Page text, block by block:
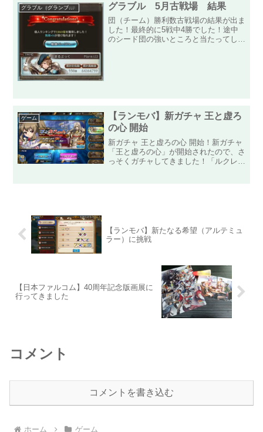
グラブル（グランブルーファンタジー） グラブル 5月古戦場 結果
団（チーム）勝利数古戦場の結果が出ま
した！最終的に5戦中4勝でした！途中
のシード団の強いところと当たってしま
ゲーム
【ランモバ】新ガチャ 王と虚ろ
の心 開始
新ガチャ 王と虚ろの心 開始！新ガチャ
「王と虚ろの心」が開始されたので、さ
っそくガチャしてきました！「ルクレチ
【ランモバ】新たなる希望（アルテミュ
ラー）に挑戦
【日本ファルコム】40周年記念版画展に
行ってきました
コメント
コメントを書き込む
ホーム ゲーム